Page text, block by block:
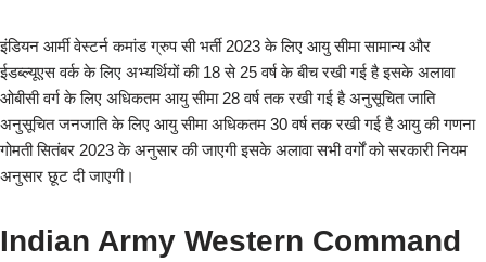
इंडियन आर्मी वेस्टर्न कमांड ग्रुप सी भर्ती 2023 के लिए आयु सीमा सामान्य और
ईडब्ल्यूएस वर्क के लिए अभ्यर्थियों की 18 से 25 वर्ष के बीच रखी गई है इसके अलावा
ओबीसी वर्ग के लिए अधिकतम आयु सीमा 28 वर्ष तक रखी गई है अनुसूचित जाति
अनुसूचित जनजाति के लिए आयु सीमा अधिकतम 30 वर्ष तक रखी गई है आयु की गणना
गोमती सितंबर 2023 के अनुसार की जाएगी इसके अलावा सभी वर्गों को सरकारी नियम
अनुसार छूट दी जाएगी।
Indian Army Western Command